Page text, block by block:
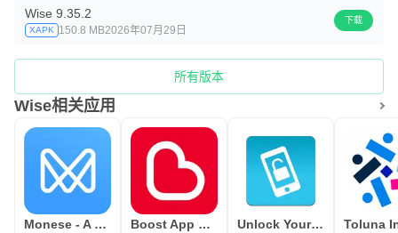
Wise 9.35.2
XAPK 150.8 MB2026年07月29日
下载
所有版本
Wise相关应用
Monese - A banking alternative Boost App Malaysia Unlock Your Phone Fast & Secur